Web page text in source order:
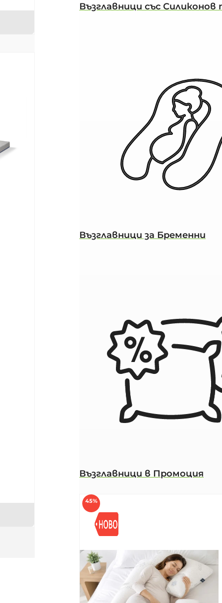
Възглавници със Силиконов
Възглавници за Бременни
Възглавници в Промоция
45%